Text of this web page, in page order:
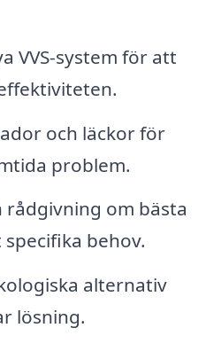
VVS-system för att
och läckor för
problem.
rådgivning om bästa
behov.
alternativ
lösning.